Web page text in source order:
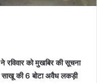
रविवार को मुखबिर की सूचना
साखू की 6 बोटा अवैध लकड़ी